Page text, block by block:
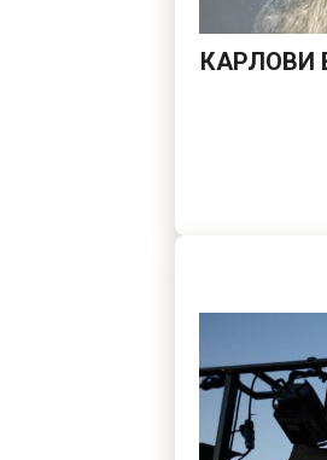
КАРЛОВИ